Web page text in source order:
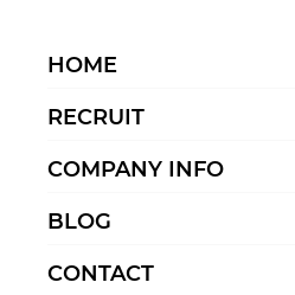
HOME
RECRUIT
COMPANY INFO
BLOG
CONTACT